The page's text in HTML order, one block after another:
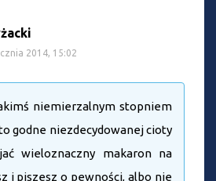
2014, 15:02
niemierzalnym stopniem
godne niezdecydowanej cioty
wieloznaczny makaron na
i piszesz o pewności, albo nie